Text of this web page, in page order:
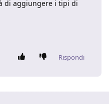
di aggiungere i tipi di
Rispondi